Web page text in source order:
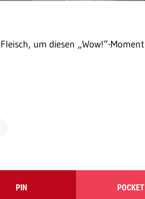
um diesen „Wow!“-Moment
PIN POCKET